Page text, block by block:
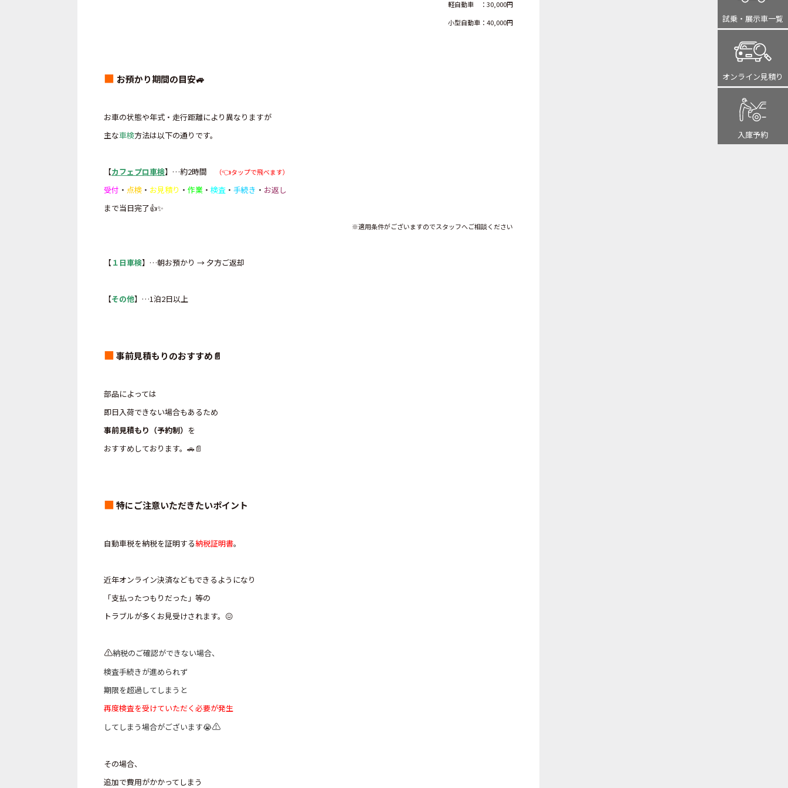
試乗・展示車一覧
オンライン見積り
入庫予約
軽自動車 ：30,000円
小型自動車：40,000円
■ お預かり期間の目安🚙
お車の状態や年式・走行距離により異なりますが
主な車検方法は以下の通りです。
【カフェプロ車検】…約2時間 （👈タップで飛べます）
受付 ・ 点検 ・ お見積り ・ 作業 ・ 検査 ・ 手続き ・ お返し
まで当日完了👍✨
※適用条件がございますのでスタッフへご相談ください
【１日車検】…朝お預かり → 夕方ご返却
【その他】…1泊2日以上
■事前見積もりのおすすめ📄
部品によっては
即日入荷できない場合もあるため
事前見積もり（予約制） を
おすすめしております。🚗📄
■特にご注意いただきたいポイント
自動車税を納税を証明する納税証明書。
近年オンライン決済などもできるようになり
「支払ったつもりだった」等の
トラブルが多くお見受けされます。😖
⚠️納税のご確認ができない場合、
検査手続きが進められず
期限を超過してしまうと
再度検査を受けていただく必要が発生
してしまう場合がございます😭⚠️
その場合、
追加で費用がかかってしまう